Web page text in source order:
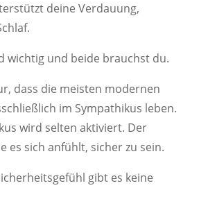
deine Verdauung,
wichtig und beide brauchst du.
dass die meisten modernen
im Sympathikus leben.
wird selten aktiviert. Der
es sich anfühlt, sicher zu sein.
gibt es keine